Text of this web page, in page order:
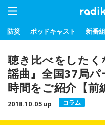
防災 ポッドキャスト 新番組
聴き比べをした
謡曲』全国37局
時間をご紹介【前
2018.10.05 up コラム